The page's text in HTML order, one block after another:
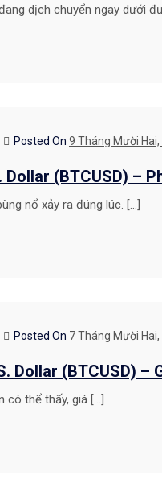
dịch chuyển ngay dưới
Posted On 9 Tháng Mười
(BTCUSD) –
nổ xảy ra đúng lúc. […]
Posted On 7 Tháng Mười
Dollar (BTCUSD) –
có thể thấy, giá […]